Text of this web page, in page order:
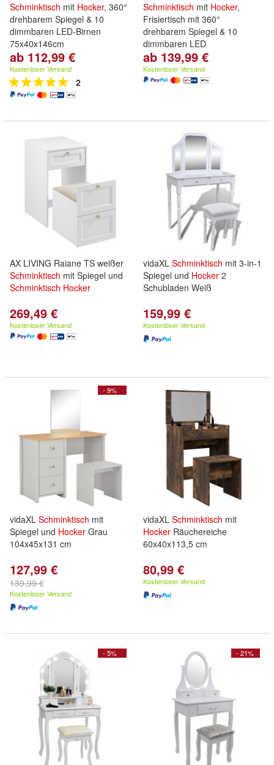
Schminktisch mit Hocker, 360°
drehbarem Spiegel & 10
dimmbaren LED-Birnen
75x40x146cm
ab 112,99 €
Kostenloser Versand
2
Schminktisch mit Hocker,
Frisiertisch mit 360°
drehbarem Spiegel & 10
dimmbaren LED
ab 139,99 €
Kostenloser Versand
AX LIVING Raiane TS weißer
Schminktisch mit Spiegel und
Schminktisch Hocker
269,49 €
Kostenloser Versand
vidaXL Schminktisch mit 3-in-1
Spiegel und Hocker 2
Schubladen Weiß
159,99 €
Kostenloser Versand
- 9%
vidaXL Schminktisch mit
Spiegel und Hocker Grau
104x45x131 cm
127,99 €
139,99 €
Kostenloser Versand
vidaXL Schminktisch mit
Hocker Räuchereiche
60x40x113,5 cm
80,99 €
Kostenloser Versand
- 5% - 21%